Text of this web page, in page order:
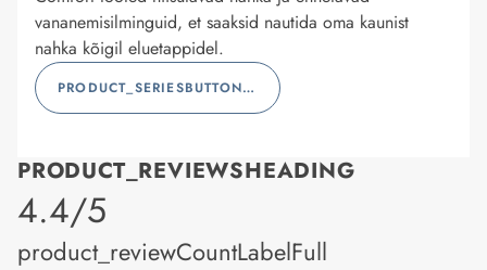
vananemisilminguid, et saaksid nautida oma kaunist
nahka kõigil eluetappidel.
PRODUCT_SERIESBUTTONLABEL
PRODUCT_REVIEWSHEADING
product_rating
4.4/5
product_reviewCountLabelFull